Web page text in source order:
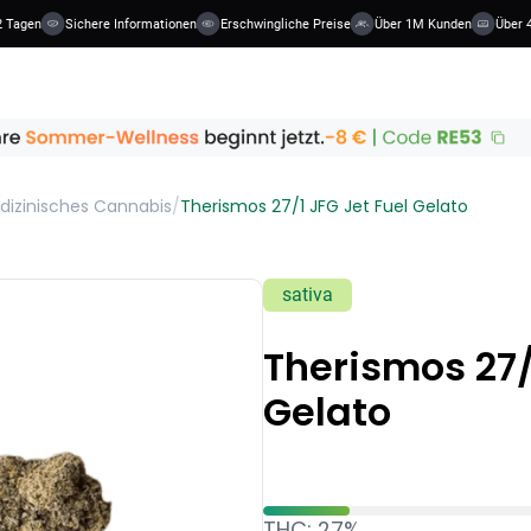
Sichere Informationen Erschwingliche Preise Über 1M Kunden Über
Cannabis/Therismos 27/1 JFG Jet Fuel Gelato
sativa
Therismos
Gelato